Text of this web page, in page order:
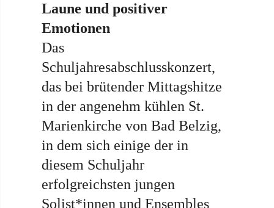
Laune und positiver
Emotionen
Das
Schuljahresabschlusskonzert,
das bei brütender Mittagshitze
in der angenehm kühlen St.
Marienkirche von Bad Belzig,
in dem sich einige der in
diesem Schuljahr
erfolgreichsten jungen
Solist*innen und Ensembles